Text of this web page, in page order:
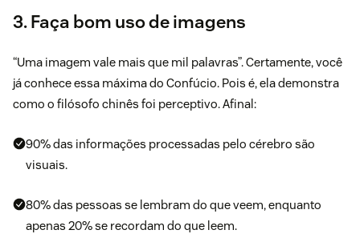
3. Faça bom uso de imagens
“Uma imagem vale mais que mil palavras”. Certamente, você
já conhece essa máxima do Confúcio. Pois é, ela demonstra
como o filósofo chinês foi perceptivo. Afinal:
90% das informações processadas pelo cérebro são
visuais.
80% das pessoas se lembram do que veem, enquanto
apenas 20% se recordam do que leem.